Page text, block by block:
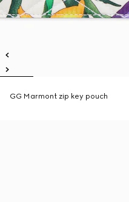
GG Marmont zip key pouch